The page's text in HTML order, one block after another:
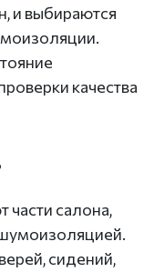
и выбираются
качества
части салона,
сидений,